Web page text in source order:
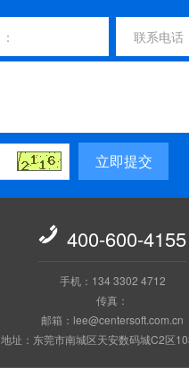
立即提交
 400-600-4155
手机：134 3302 4712
传真：
邮箱：lee@centersoft.com.cn
地址：东莞市南城区天安数码城C2区